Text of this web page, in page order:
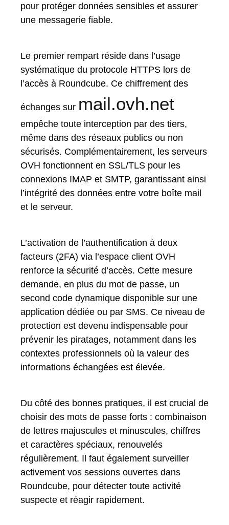
pour protéger données sensibles et assurer
une messagerie fiable.
Le premier rempart réside dans l’usage
systématique du protocole HTTPS lors de
l’accès à Roundcube. Ce chiffrement des
échanges sur mail.ovh.net
empêche toute interception par des tiers,
même dans des réseaux publics ou non
sécurisés. Complémentairement, les serveurs
OVH fonctionnent en SSL/TLS pour les
connexions IMAP et SMTP, garantissant ainsi
l’intégrité des données entre votre boîte mail
et le serveur.
L’activation de l’authentification à deux
facteurs (2FA) via l’espace client OVH
renforce la sécurité d’accès. Cette mesure
demande, en plus du mot de passe, un
second code dynamique disponible sur une
application dédiée ou par SMS. Ce niveau de
protection est devenu indispensable pour
prévenir les piratages, notamment dans les
contextes professionnels où la valeur des
informations échangées est élevée.
Du côté des bonnes pratiques, il est crucial de
choisir des mots de passe forts : combinaison
de lettres majuscules et minuscules, chiffres
et caractères spéciaux, renouvelés
régulièrement. Il faut également surveiller
activement vos sessions ouvertes dans
Roundcube, pour détecter toute activité
suspecte et réagir rapidement.